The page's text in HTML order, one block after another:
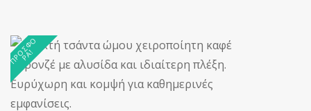
Π
Ρ
Ο
Σ
Φ
Ο
Ρ
Ά
!